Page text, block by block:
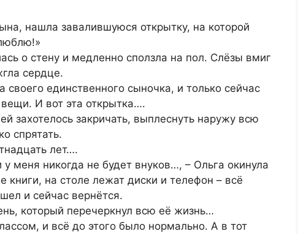
нашла завалившуюся открытку, на которой
о стену и медленно сползла на пол. Слёзы вмиг
сердце.
своего единственного сыночка, и только сейчас
И вот эта открытка….
захотелось закричать, выплеснуть наружу всю
спрятать.
лет….
меня никогда не будет внуков…, – Ольга окинула
книги, на столе лежат диски и телефон – всё
и сейчас вернётся.
который перечеркнул всю её жизнь…
и всё до этого было нормально. А в тот